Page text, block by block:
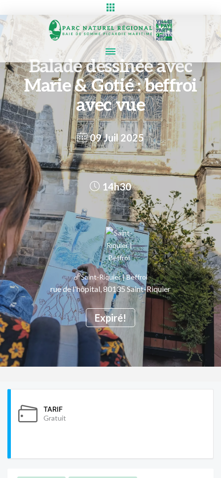
Balade dessinée avec
Marie & Gotié : beffroi
avec vue
09 Juil 2025
Expiré!
14h30
Saint-Riquier | Beffroi
rue de l'hôpital, 80135 Saint-Riquier
TARIF
Gratuit